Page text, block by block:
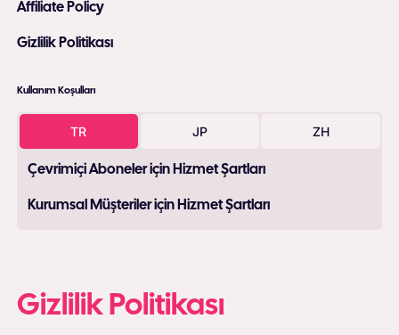
Affiliate Policy
Gizlilik Politikası
Kullanım Koşulları
TR JP ZH
Çevrimiçi Aboneler için Hizmet Şartları
Kurumsal Müşteriler için Hizmet Şartları
Gizlilik Politikası